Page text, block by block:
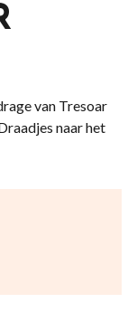
van Tresoar
naar het